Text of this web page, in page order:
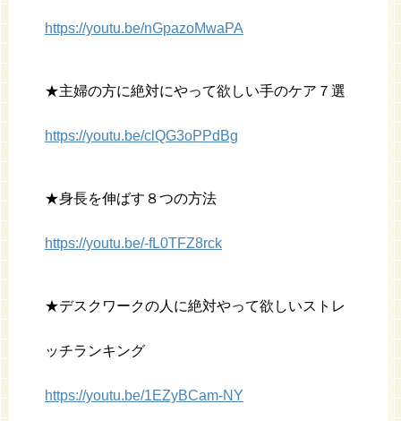
https://youtu.be/nGpazoMwaPA
★主婦の方に絶対にやって欲しい手のケア７選
https://youtu.be/clQG3oPPdBg
★身長を伸ばす８つの方法
https://youtu.be/-fL0TFZ8rck
★デスクワークの人に絶対やって欲しいストレ
ッチランキング
https://youtu.be/1EZyBCam-NY